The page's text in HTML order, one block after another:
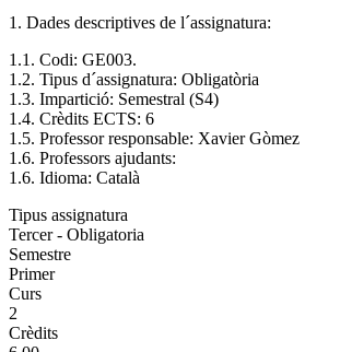
1. Dades descriptives de l´assignatura:
1.1. Codi: GE003.
1.2. Tipus d´assignatura: Obligatòria
1.3. Impartició: Semestral (S4)
1.4. Crèdits ECTS: 6
1.5. Professor responsable: Xavier Gòmez
1.6. Professors ajudants:
1.6. Idioma: Català
Tipus assignatura
Tercer - Obligatoria
Semestre
Primer
Curs
2
Crèdits